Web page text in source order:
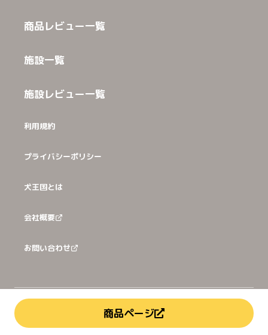
商品ページ
商品レビュー一覧
施設一覧
施設レビュー一覧
利用規約
プライバシーポリシー
犬王国とは
会社概要
お問い合わせ
2026犬猫王国株式会社